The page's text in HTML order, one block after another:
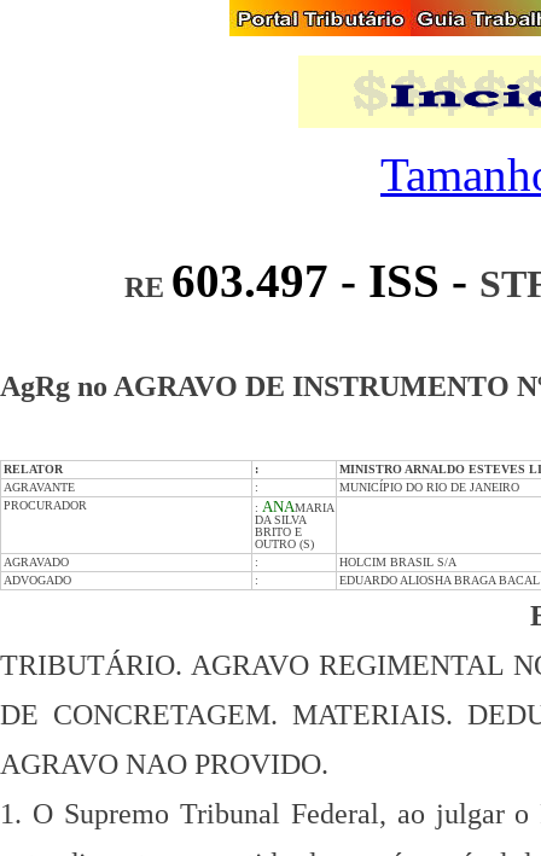
RE 603.497 - ISS -
AgRg no AGRAVO DE INSTRUMENTO
RELATOR :
MINISTRO ARNALDO ESTEVES
AGRAVANTE
:
MUNICÍPIO DO RIO DE JANEIRO
PROCURADOR
: ANAMARIA
DA SILVA
BRITO E
OUTRO (S)
AGRAVADO
:
HOLCIM BRASIL S/A
ADVOGADO
: EDUARDO ALIOSHA BRAGA
TRIBUTÁRIO. AGRAVO REGIMENTAL
DE CONCRETAGEM.MATERIAIS.
AGRAVO NAO PROVIDO.
1. O Supremo Tribunal Federal, ao julgar